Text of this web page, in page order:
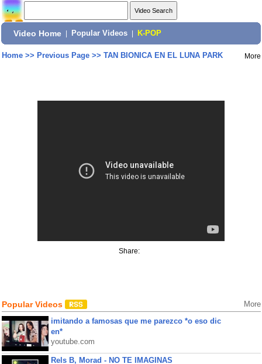
Video Home Popular Videos K-POP
Home>> Previous Page>> TAN BIONICA EN EL LUNA PARK More
Share:
Popular Videos More
imitando a famosas que me parezco *o eso dic
en*
youtube.com
Rels B, Morad - NO TE IMAGINAS